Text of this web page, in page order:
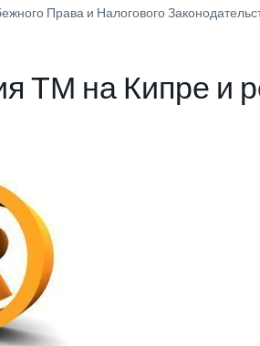
Права и Налогового
ТМ на Кипре и